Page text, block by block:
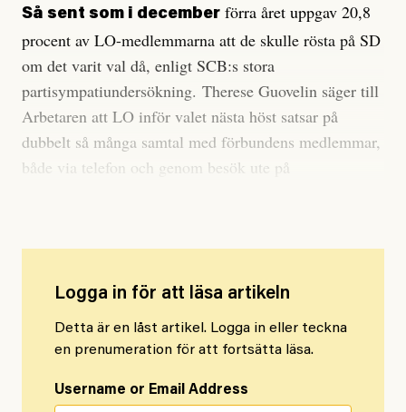
Så sent som i december förra året uppgav 20,8
procent av LO-medlemmarna att de skulle rösta på SD
om det varit val då, enligt SCB:s stora
partisympatiundersökning. Therese Guovelin säger till
Arbetaren att LO inför valet nästa höst satsar på
dubbelt så många samtal med förbundens medlemmar,
både via telefon och genom besök ute på
Logga in för att läsa artikeln
Detta är en låst artikel. Logga in eller teckna
en prenumeration för att fortsätta läsa.
Username or Email Address